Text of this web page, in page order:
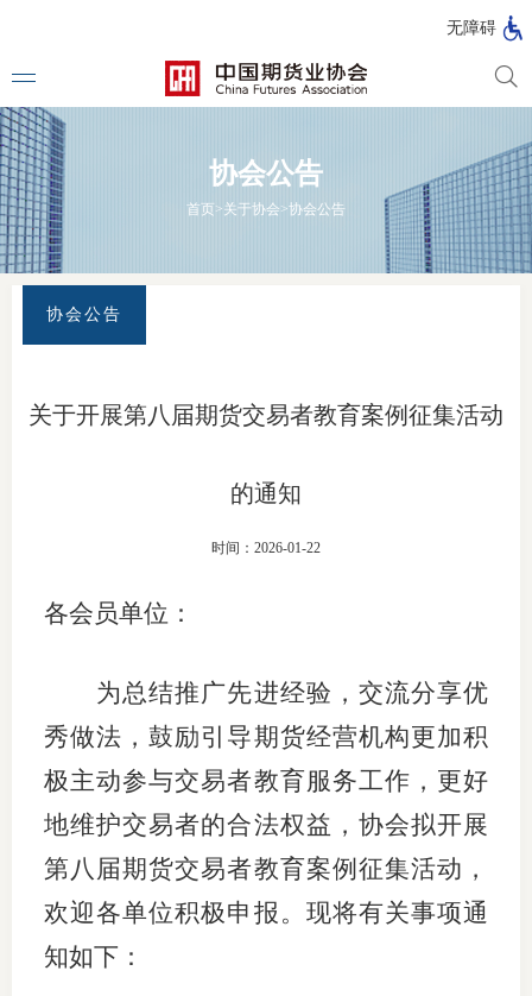
无障碍
法律法
行政法
自律规
资格管
风险管
资产管
协会公告
首页>关于协会>协会公告
协会公告
关于开展第八届期货交易者教育案例征集活动
的通知
时间：2026-01-22
各会员单位：
为总结推广先进经验，交流分享优
秀做法，鼓励引导期货经营机构更加积
极主动参与交易者教育服务工作，更好
地维护交易者的合法权益，协会拟开展
第八届期货交易者教育案例征集活动，
欢迎各单位积极申报。现将有关事项通
知如下：
市
期
货
公
司
风
险
管
理
公
司
资
产
管
理
公
司
投
理
渠
道